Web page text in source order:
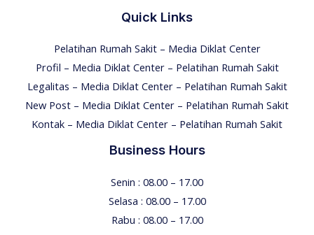
Quick Links
Pelatihan Rumah Sakit – Media Diklat Center
Profil – Media Diklat Center – Pelatihan Rumah Sakit
Legalitas – Media Diklat Center – Pelatihan Rumah Sakit
New Post – Media Diklat Center – Pelatihan Rumah Sakit
Kontak – Media Diklat Center – Pelatihan Rumah Sakit
Business Hours
Senin : 08.00 – 17.00
Selasa : 08.00 – 17.00
Rabu : 08.00 – 17.00